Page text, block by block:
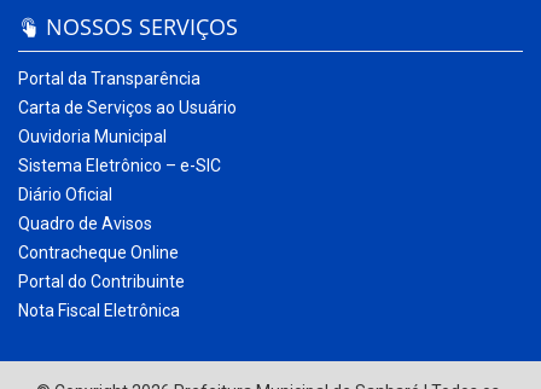
NOSSOS SERVIÇOS
Portal da Transparência
Carta de Serviços ao Usuário
Ouvidoria Municipal
Sistema Eletrônico – e-SIC
Diário Oficial
Quadro de Avisos
Contracheque Online
Portal do Contribuinte
Nota Fiscal Eletrônica